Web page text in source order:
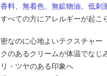
料、無着色、無鉱物油。低刺
べての方にアレルギーが起こ
なのに心地よいテクスチャー
クのあるクリームが体温でなじ
・ツヤのある印象へ